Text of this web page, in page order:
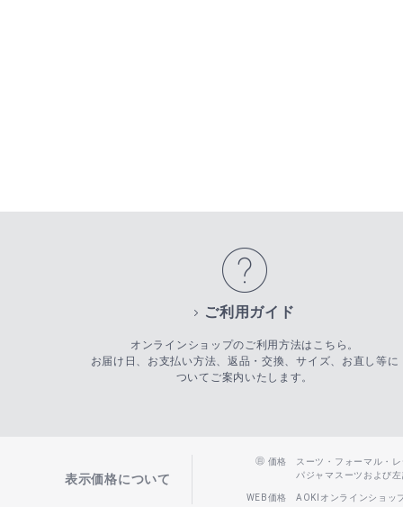
ご利用ガイド
オンラインショップのご利用方法はこちら。
お届け日、お支払い方法、返品・交換、サイズ、お直し等に
ついてご案内いたします。
表示価格について
価格
スーツ・フォーマル・
パジャマスーツおよび
WEB価格 AOKIオンラインショッ